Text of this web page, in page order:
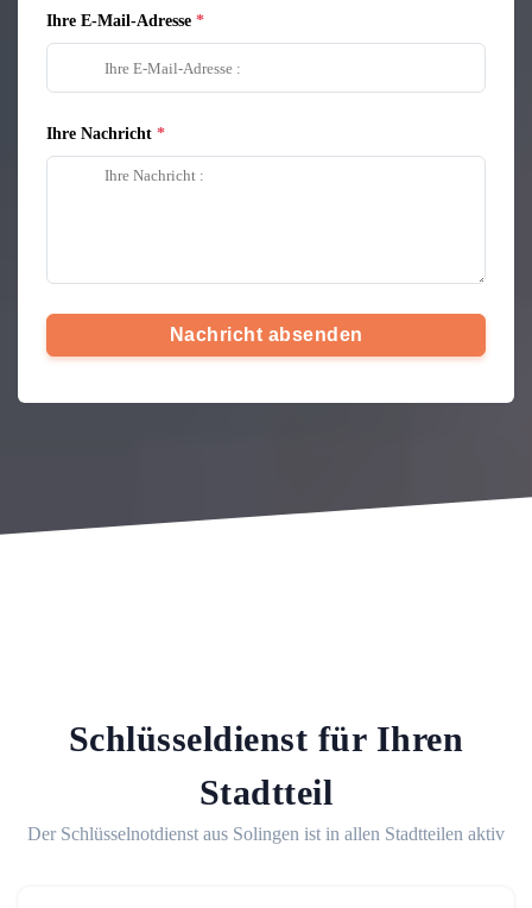
Ihre E-Mail-Adresse
Ihre Nachricht
Nachricht absenden
Schlüsseldienst für Ihren
Stadtteil
Der Schlüsselnotdienst aus Solingen ist in allen Stadtteilen aktiv